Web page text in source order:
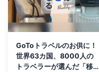
GoToトラベルのお供に！
世界63カ国、8000人の
トラベラーが選んだ「移動